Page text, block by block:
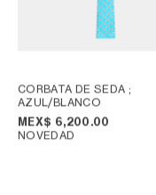
CORBATA DE SEDA ;
AZUL/BLANCO
MEX$ 6,200.00
NOVEDAD